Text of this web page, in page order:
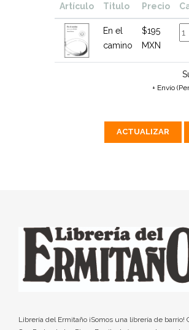
Artículo Titulo Precio
En el
camino
$195
MXN
+ Envío
ACTUALIZAR
Librería del Ermitaño ¡Somos una librería de barrio!